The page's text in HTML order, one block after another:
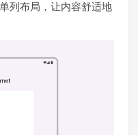
列布局，让内容舒适地